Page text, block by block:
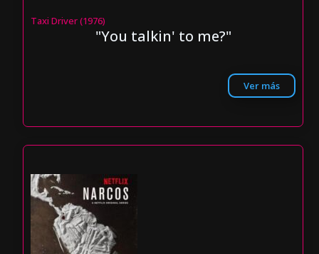
Taxi Driver (1976)
"You talkin' to me?"
Ver más